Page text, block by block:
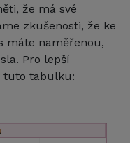
že má své
zkušenosti, že ke
máte naměřenou,
Pro lepší
tuto tabulku: